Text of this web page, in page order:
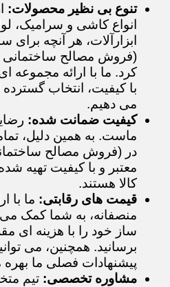
تنوع بی نظیر محصولات:
انواع کاشی و سرامیک،
ابزارآلات، هر آنچه برای
(فروش مصالح ساختمانی
کرد. ما با ارائه مجموعه
با کیفیت، انتخاب
می دهیم.
کیفیت ضمانت شده:
ماست. به همین دلیل،
در (فروش مصالح
معتبر و با کیفیت تهیه
کالا هستند.
قیمت های رقابتی: ما با
منصفانه، به شما کمک
ساز خود را با هزینه ای
برسانید. همچنین، می
پیشنهادات فصلی ما بهره
مشاوره تخصصی: تیم